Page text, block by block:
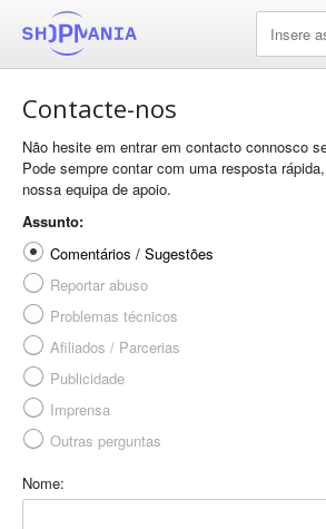
Contacte-nos
Não hesite em entrar em contacto connosco
Pode sempre contar com uma resposta
nossa equipa de apoio.
Assunto:
Comentários / Sugestões
Reportar abuso
Problemas técnicos
Afiliados / Parcerias
Publicidade
Imprensa
Outras perguntas
Nome: